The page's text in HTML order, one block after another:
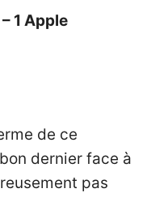
1 Apple
de ce
dernier face à
pas